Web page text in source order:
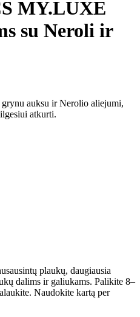
MY.LUXE
su Neroli ir
auksu ir Nerolio aliejumi,
atkurti.
plaukų, daugiausia
dalims ir galiukams. Palikite 8–
Naudokite kartą per